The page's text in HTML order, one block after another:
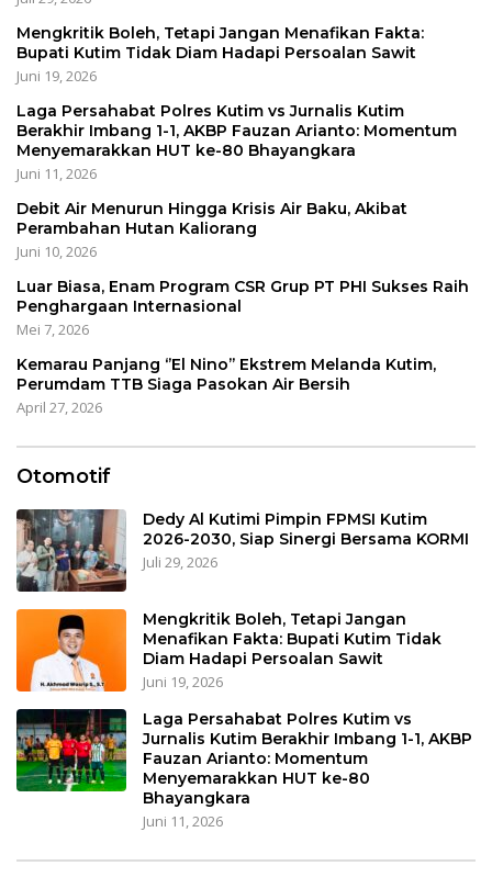
Mengkritik Boleh, Tetapi Jangan Menafikan Fakta:
Bupati Kutim Tidak Diam Hadapi Persoalan Sawit
Juni 19, 2026
Laga Persahabat Polres Kutim vs Jurnalis Kutim
Berakhir Imbang 1-1, AKBP Fauzan Arianto: Momentum
Menyemarakkan HUT ke-80 Bhayangkara
Juni 11, 2026
Debit Air Menurun Hingga Krisis Air Baku, Akibat
Perambahan Hutan Kaliorang
Juni 10, 2026
Luar Biasa, Enam Program CSR Grup PT PHI Sukses Raih
Penghargaan Internasional
Mei 7, 2026
Kemarau Panjang ‘’El Nino’’ Ekstrem Melanda Kutim,
Perumdam TTB Siaga Pasokan Air Bersih
April 27, 2026
Otomotif
Dedy Al Kutimi Pimpin FPMSI Kutim
2026-2030, Siap Sinergi Bersama KORMI
Juli 29, 2026
Mengkritik Boleh, Tetapi Jangan
Menafikan Fakta: Bupati Kutim Tidak
Diam Hadapi Persoalan Sawit
Juni 19, 2026
Laga Persahabat Polres Kutim vs
Jurnalis Kutim Berakhir Imbang 1-1, AKBP
Fauzan Arianto: Momentum
Menyemarakkan HUT ke-80
Bhayangkara
Juni 11, 2026